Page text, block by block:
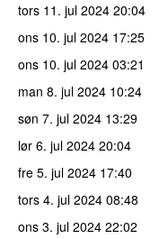
tors 11. jul 2024 20:04
ons 10. jul 2024 17:25
ons 10. jul 2024 03:21
man 8. jul 2024 10:24
søn 7. jul 2024 13:29
lør 6. jul 2024 20:04
fre 5. jul 2024 17:40
tors 4. jul 2024 08:48
ons 3. jul 2024 22:02